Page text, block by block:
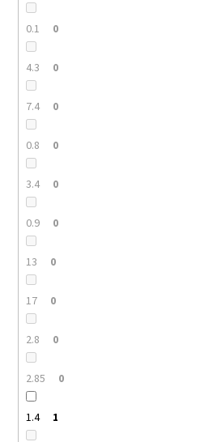
0.1 0
4.3 0
7.4 0
0.8 0
3.4 0
0.9 0
13 0
17 0
2.8 0
2.85 0
1.4 1